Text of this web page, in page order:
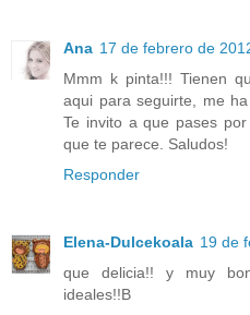
Ana 17 de febrero de
Mmm k pinta!!! Tienen
aqui para seguirte, me
Te invito a que pases
que te parece. Saludos!
Responder
Elena-Dulcekoala 19 de
que delicia!! y muy
ideales!!B